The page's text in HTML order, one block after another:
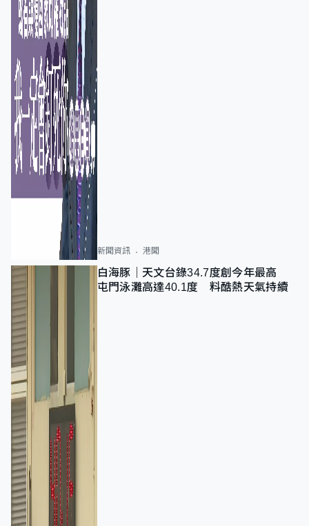
新聞資訊 港聞
白海豚｜天文台錄34.7度創今年最高
屯門泳灘高達40.1度 料酷熱天氣持續